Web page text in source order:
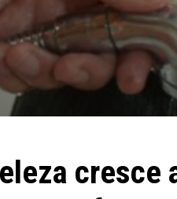
cresce